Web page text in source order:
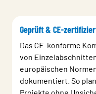
Geprüft & CE-
Das CE-konforme
von
europäischen
dokumentiert. So